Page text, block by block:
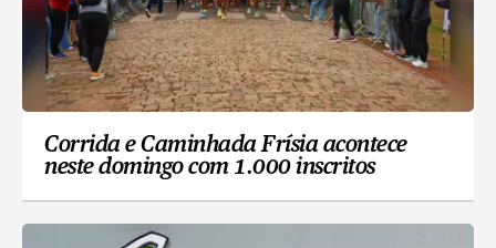
Corrida e Caminhada Frísia acontece
neste domingo com 1.000 inscritos